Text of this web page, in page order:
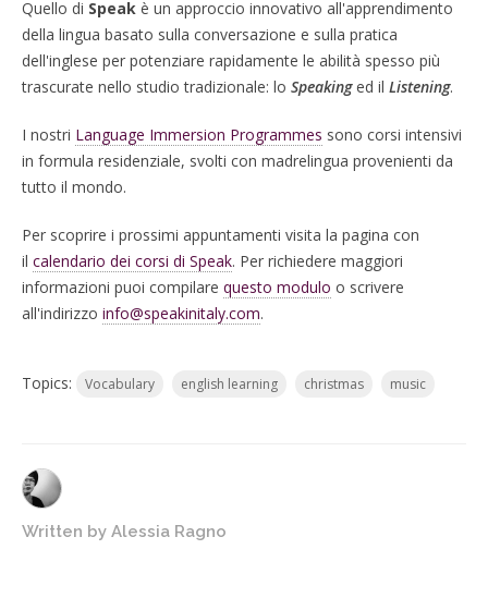
Quello di Speak è un approccio innovativo all'apprendimento
della lingua basato sulla conversazione e sulla pratica
dell'inglese per potenziare rapidamente le abilità spesso più
trascurate nello studio tradizionale: lo Speakinged il Listening.
I nostri Language Immersion Programmes sono corsi intensivi
in formula residenziale, svolti con madrelingua provenienti da
tutto il mondo.
Per scoprire i prossimi appuntamenti visita la pagina con
il calendario dei corsi di Speak. Per richiedere maggiori
informazioni puoi compilare questo modulo o scrivere
all'indirizzo info@speakinitaly.com.
Topics: Vocabulary english learning christmas music
Written by Alessia Ragno